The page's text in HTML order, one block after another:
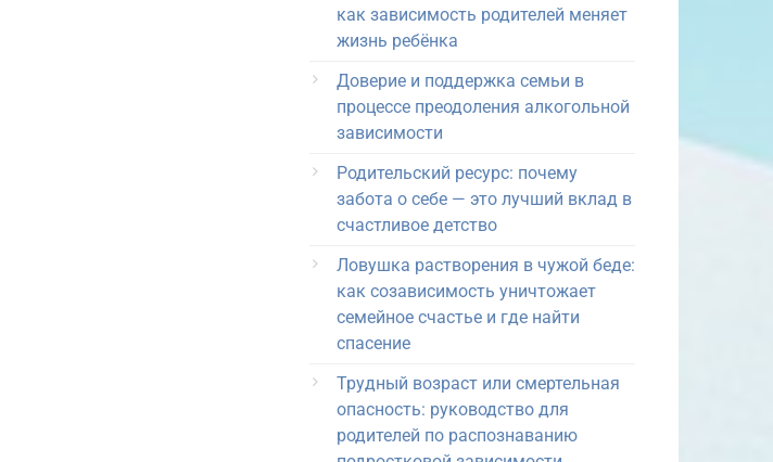
как зависимость родителей меняет
жизнь ребёнка
Доверие и поддержка семьи в
процессе преодоления алкогольной
зависимости
Родительский ресурс: почему
забота о себе — это лучший вклад в
счастливое детство
Ловушка растворения в чужой беде:
как созависимость уничтожает
семейное счастье и где найти
спасение
Трудный возраст или смертельная
опасность: руководство для
родителей по распознаванию